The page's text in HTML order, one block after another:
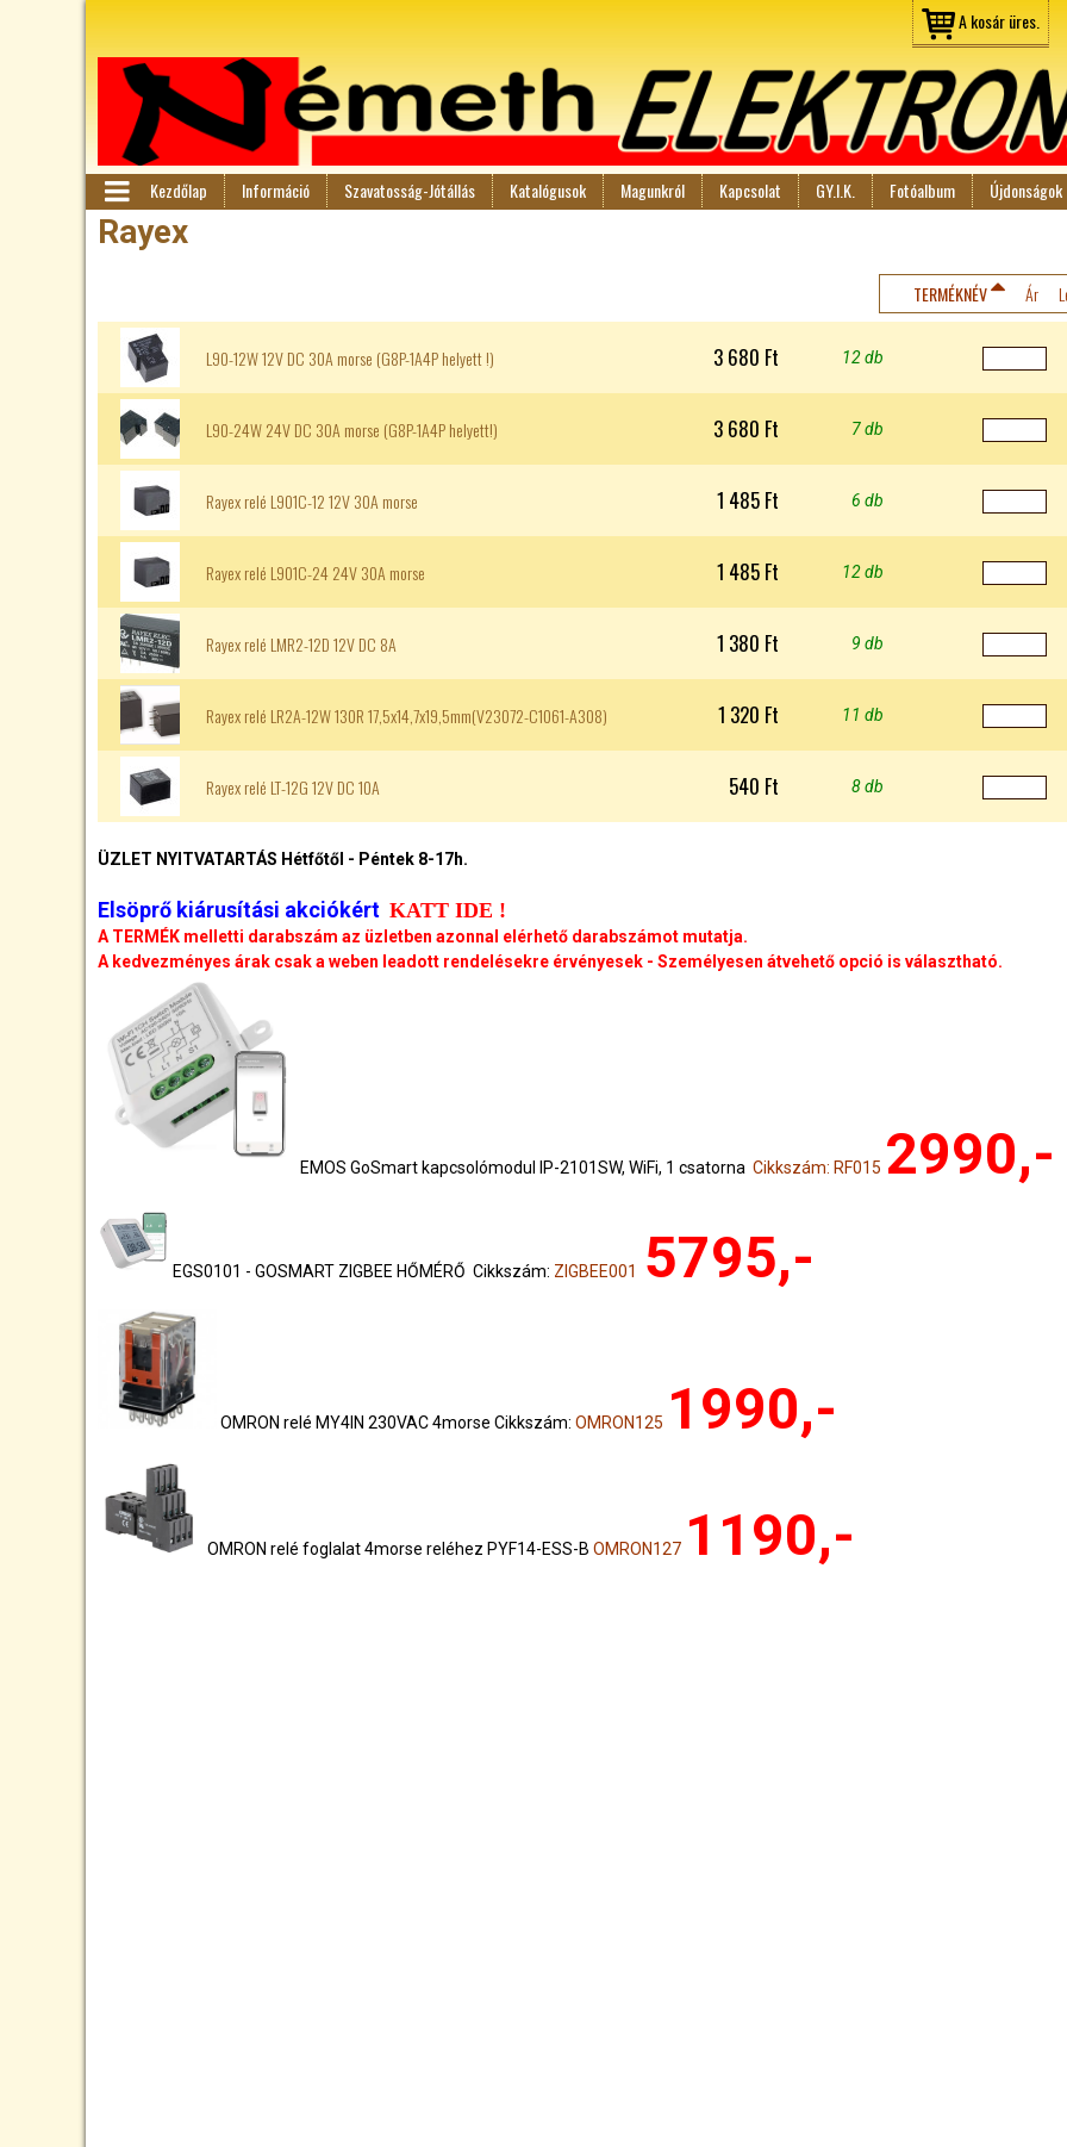
A kosár üres.
Rayex
TERMÉKNÉV Ár
L90-12W 12V DC 30A morse (G8P-1A4P helyett !) 3 680 Ft 12 db
L90-24W 24V DC 30A morse (G8P-1A4P helyett!) 3 680 Ft 7 db
Rayex relé L901C-12 12V 30A morse 1 485 Ft 6 db
Rayex relé L901C-24 24V 30A morse 1 485 Ft 12 db
Rayex relé LMR2-12D 12V DC 8A 1 380 Ft 9 db
Rayex relé LR2A-12W 130R 17,5x14,7x19,5mm(V23072-C1061-A308) 1 320 Ft 11 db
Rayex relé LT-12G 12V DC 10A 540 Ft 8 db
ÜZLET NYITVATARTÁS Hétfőtől - Péntek 8-17h.
Elsöprő kiárusítási akciókért KATT IDE !
A TERMÉK melletti darabszám az üzletben azonnal elérhető darabszámot mutatja.
A kedvezményes árak csak a weben leadott rendelésekre érvényesek - Személyesen átvehető opció is választható.
EMOS GoSmart kapcsolómodul IP-2101SW, WiFi, 1 csatorna Cikkszám: RF015 2990,-
EGS0101 - GOSMART ZIGBEE HŐMÉRŐ Cikkszám: ZIGBEE001 5795,-
OMRON relé MY4IN 230VAC 4morse Cikkszám: OMRON125 1990,-
OMRON relé foglalat 4morse reléhez PYF14-ESS-B OMRON127 1190,-
M
F
m
ü
Kezdőlap Információ Szavatosság-Jótállás Katalógusok Magunkról Kapcsolat GY.I.K. Fotóalbum Újdonságok